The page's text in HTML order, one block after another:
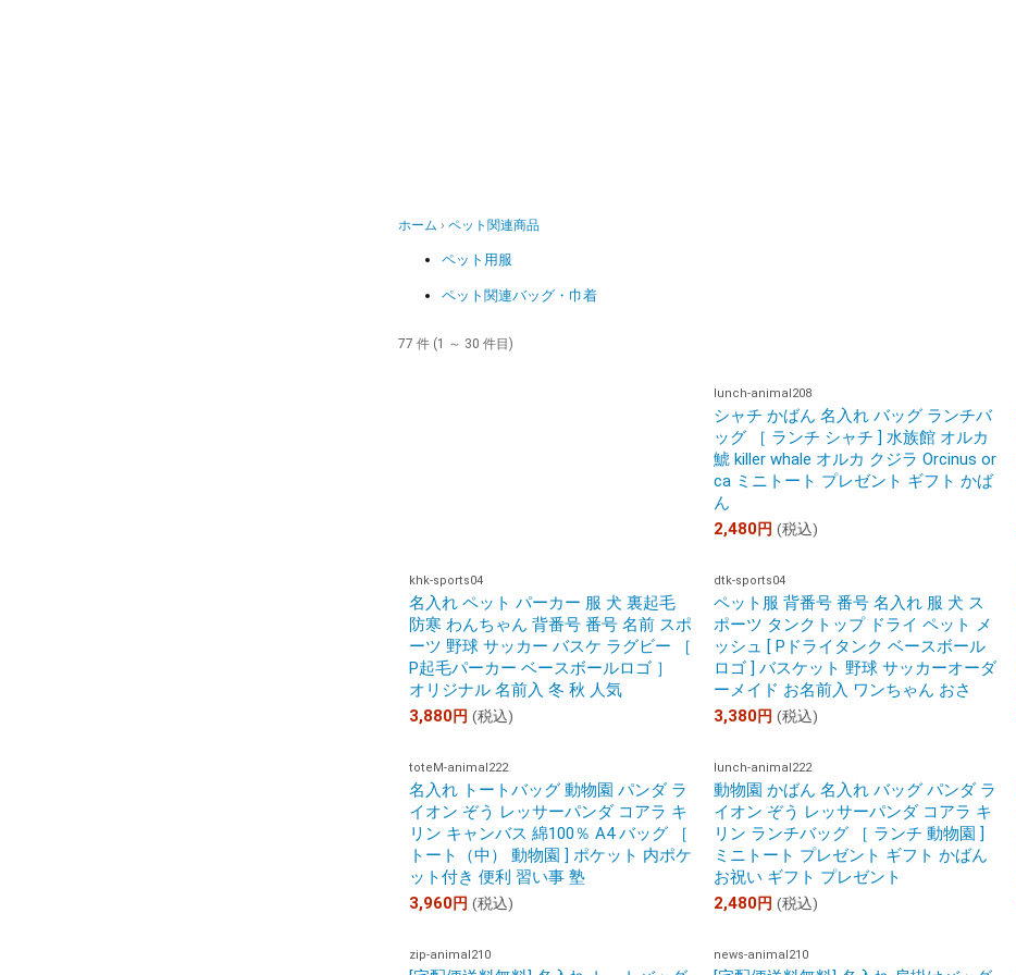
ホーム ペット関連商品
ペット用服
ペット関連バッグ・巾着
77 件 (1 ～ 30 件目)
lunch-animal208
シャチ かばん 名入れ バッグ ランチバ
ッグ ［ ランチ シャチ ] 水族館 オルカ
鯱 killer whale オルカ クジラ Orcinus or
ca ミニトート プレゼント ギフト かば
ん
2,480円 (税込)
khk-sports04
名入れ ペット パーカー 服 犬 裏起毛
防寒 わんちゃん 背番号 番号 名前 スポ
ーツ 野球 サッカー バスケ ラグビー ［
P起毛パーカー ベースボールロゴ ］
オリジナル 名前入 冬 秋 人気
3,880円 (税込)
dtk-sports04
ペット服 背番号 番号 名入れ 服 犬 ス
ポーツ タンクトップ ドライ ペット メ
ッシュ [ Pドライタンク ベースボール
ロゴ ] バスケット 野球 サッカーオーダ
ーメイド お名前入 ワンちゃん おさ
3,380円 (税込)
toteM-animal222
名入れ トートバッグ 動物園 パンダ ラ
イオン ぞう レッサーパンダ コアラ キ
リン キャンバス 綿100％ A4 バッグ ［
トート（中） 動物園 ] ポケット 内ポケ
ット付き 便利 習い事 塾
3,960円 (税込)
lunch-animal222
動物園 かばん 名入れ バッグ パンダ ラ
イオン ぞう レッサーパンダ コアラ キ
リン ランチバッグ ［ ランチ 動物園 ]
ミニトート プレゼント ギフト かばん
お祝い ギフト プレゼント
2,480円 (税込)
zip-animal210 news-animal210